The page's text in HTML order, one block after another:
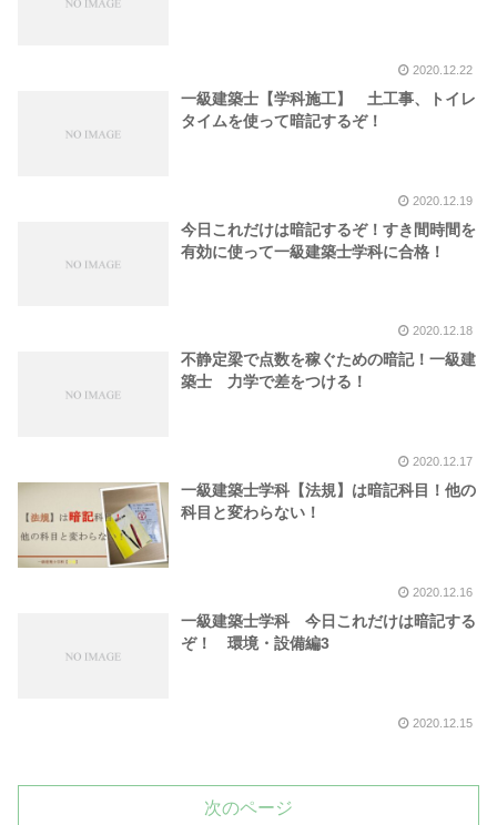
2020.12.22
一級建築士【学科施工】 土工事、トイレ
タイムを使って暗記するぞ！
2020.12.19
今日これだけは暗記するぞ！すき間時間を
有効に使って一級建築士学科に合格！
2020.12.18
不静定梁で点数を稼ぐための暗記！一級建
築士 力学で差をつける！
2020.12.17
一級建築士学科【法規】は暗記科目！他の
科目と変わらない！
2020.12.16
一級建築士学科 今日これだけは暗記する
ぞ！ 環境・設備編3
2020.12.15
次のページ